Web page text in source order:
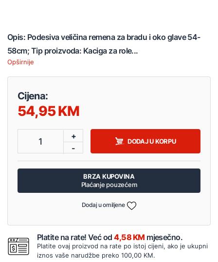
Opis: Podesiva veličina remena za bradu i oko glave 54-
58cm; Tip proizvoda: Kaciga za role...
Opširnije
Cijena:
54,95
1
+
-
DODAJ U KORPU
BRZA KUPOVINA
Plaćanje pouzećem
Dodaj u omiljene
Platite na rate! Već od4,58 KM mjesečno.
Platite ovaj proizvod na rate po istoj cijeni, ako je ukupni
iznos vaše narudžbe preko 100,00 KM.